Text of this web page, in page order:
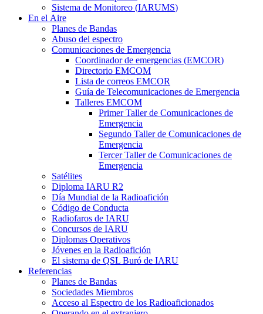
Sistema de Monitoreo (IARUMS)
En el Aire
Planes de Bandas
Abuso del espectro
Comunicaciones de Emergencia
Coordinador de emergencias (EMCOR)
Directorio EMCOM
Lista de correos EMCOR
Guía de Telecomunicaciones de Emergencia
Talleres EMCOM
Primer Taller de Comunicaciones de
Emergencia
Segundo Taller de Comunicaciones de
Emergencia
Tercer Taller de Comunicaciones de
Emergencia
Satélites
Diploma IARU R2
Día Mundial de la Radioafición
Código de Conducta
Radiofaros de IARU
Concursos de IARU
Diplomas Operativos
Jóvenes en la Radioafición
El sistema de QSL Buró de IARU
Referencias
Planes de Bandas
Sociedades Miembros
Acceso al Espectro de los Radioaficionados